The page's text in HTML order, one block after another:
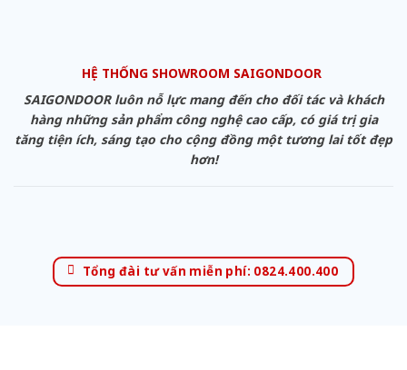
HỆ THỐNG SHOWROOM SAIGONDOOR
SAIGONDOOR luôn nỗ lực mang đến cho đối tác và khách
hàng những sản phẩm công nghệ cao cấp, có giá trị gia
tăng tiện ích, sáng tạo cho cộng đồng một tương lai tốt đẹp
hơn!
Tổng đài tư vấn miễn phí: 0824.400.400